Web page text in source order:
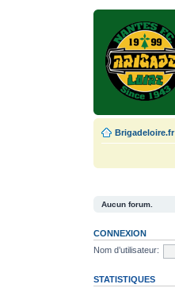
Brigadeloire.fr
Aucun forum.
CONNEXION
Nom d’utilisateur:
STATISTIQUES